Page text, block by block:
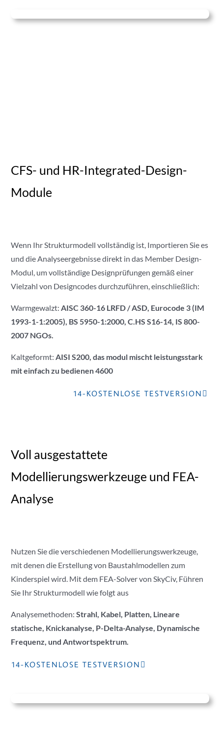
CFS- und HR-Integrated-Design-
Module
Wenn Ihr Strukturmodell vollständig ist, Importieren Sie es
und die Analyseergebnisse direkt in das Member Design-
Modul, um vollständige Designprüfungen gemäß einer
Vielzahl von Designcodes durchzuführen, einschließlich:
Warmgewalzt:AISC 360-16 LRFD / ASD, Eurocode 3 (IM
1993-1-1:2005), BS 5950-1:2000, C.HS S16-14, IS 800-
2007 NGOs.
Kaltgeformt:AISI S200, das modul mischt leistungsstark
mit einfach zu bedienen 4600
14-KOSTENLOSE TESTVERSION
Voll ausgestattete
Modellierungswerkzeuge und FEA-
Analyse
Nutzen Sie die verschiedenen Modellierungswerkzeuge,
mit denen die Erstellung von Baustahlmodellen zum
Kinderspiel wird. Mit dem FEA-Solver von SkyCiv, Führen
Sie Ihr Strukturmodell wie folgt aus
Analysemethoden:Strahl, Kabel, Platten, Lineare
statische, Knickanalyse, P-Delta-Analyse, Dynamische
Frequenz, und Antwortspektrum.
14-KOSTENLOSE TESTVERSION